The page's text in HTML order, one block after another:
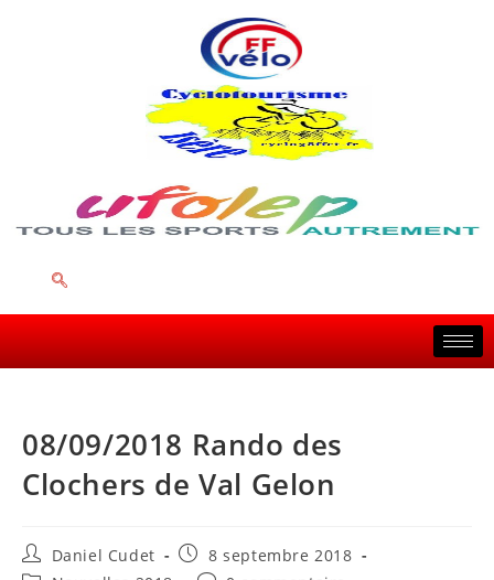
08/09/2018 Rando des
Clochers de Val Gelon
Daniel Cudet
8 septembre 2018